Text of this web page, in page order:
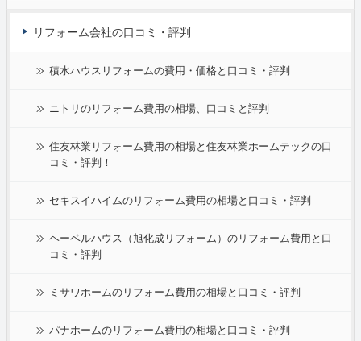
リフォーム会社の口コミ・評判
積水ハウスリフォームの費用・価格と口コミ・評判
ニトリのリフォーム費用の相場、口コミと評判
住友林業リフォーム費用の相場と住友林業ホームテックの口
コミ・評判！
セキスイハイムのリフォーム費用の相場と口コミ・評判
ヘーベルハウス（旭化成リフォーム）のリフォーム費用と口
コミ・評判
ミサワホームのリフォーム費用の相場と口コミ・評判
パナホームのリフォーム費用の相場と口コミ・評判